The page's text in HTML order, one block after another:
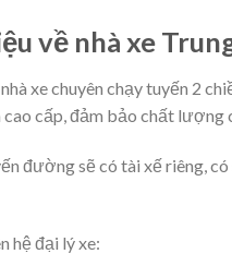
về nhà xe
xe chuyên chạy tuyến 2
cấp, đảm bảo chất lượng
đường sẽ có tài xế riêng,
hệ đại lý xe: